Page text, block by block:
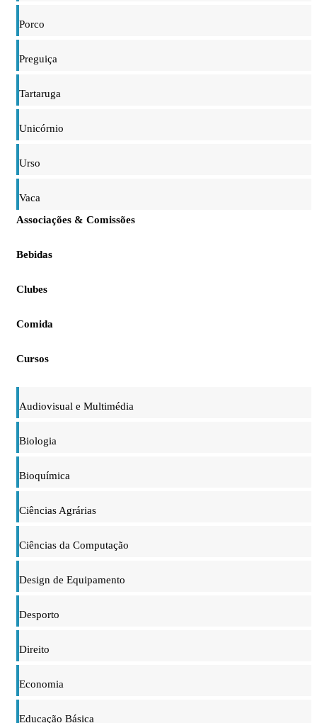
Porco
Preguiça
Tartaruga
Unicórnio
Urso
Vaca
Associações & Comissões
Bebidas
Clubes
Comida
Cursos
Audiovisual e Multimédia
Biologia
Bioquímica
Ciências Agrárias
Ciências da Computação
Design de Equipamento
Desporto
Direito
Economia
Educação Básica